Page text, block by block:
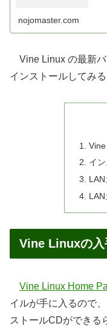
nojomaster.com
Vine Linux の最新バ
インストールしてみる
イ
Vine Linuxの入
Vine Linux Home
イルが手に入るので
ストールCDができる